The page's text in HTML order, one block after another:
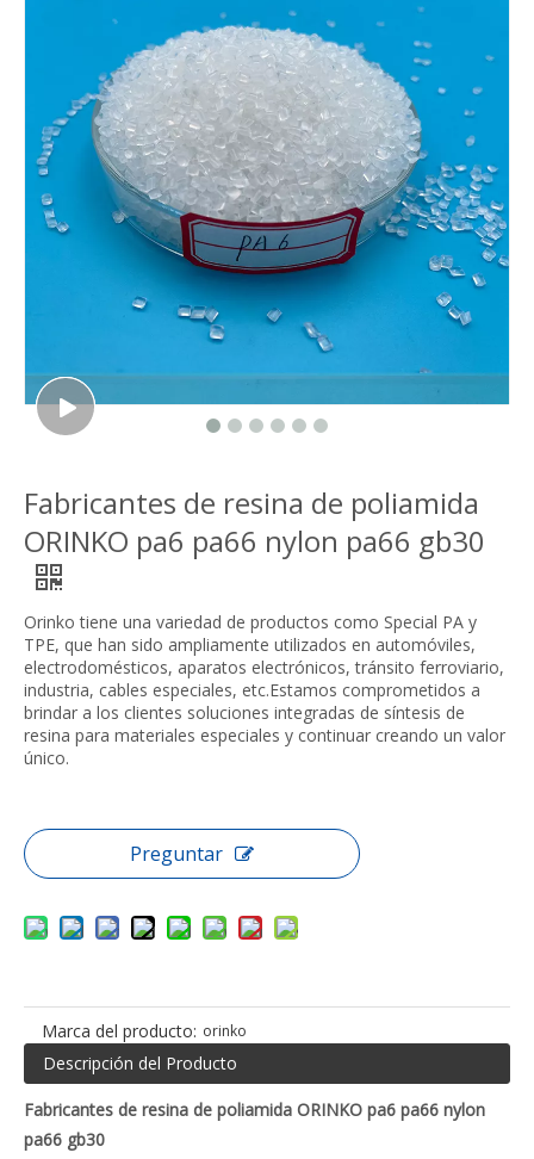
Fabricantes de resina de poliamida
ORINKO pa6 pa66 nylon pa66 gb30
Orinko tiene una variedad de productos como Special PA y
TPE, que han sido ampliamente utilizados en automóviles,
electrodomésticos, aparatos electrónicos, tránsito ferroviario,
industria, cables especiales, etc.Estamos comprometidos a
brindar a los clientes soluciones integradas de síntesis de
resina para materiales especiales y continuar creando un valor
único.
Preguntar
Marca del producto: orinko
Descripción del Producto
Fabricantes de resina de poliamida ORINKO pa6 pa66 nylon
pa66 gb30